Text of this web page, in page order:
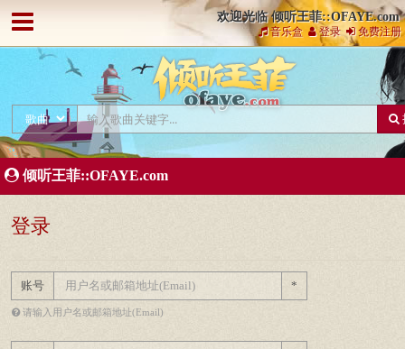
欢迎光临 倾听王菲::OFAYE.com
音乐盒 登录 免费注册
倾听王菲::OFAYE.com
登录
账号 *
请输入用户名或邮箱地址(Email)